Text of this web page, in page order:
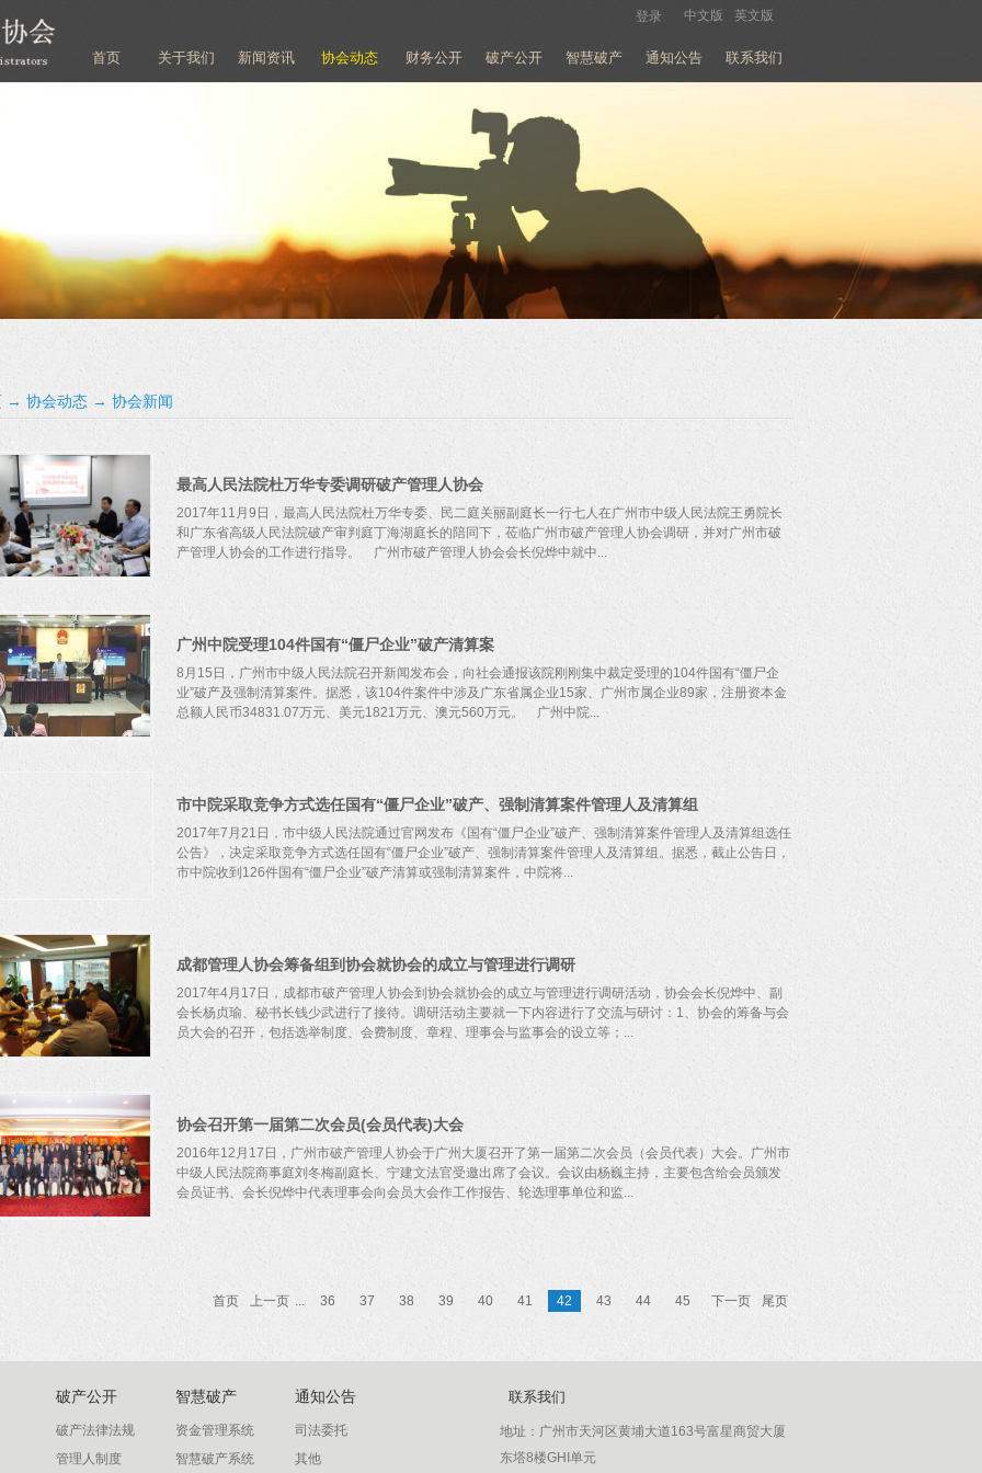
中文版 英文版
登录
首页 关于我们 新闻资讯 协会动态 财务公开 破产公开 智慧破产 通知公告 联系我们
→ 协会动态 → 协会新闻
最高人民法院杜万华专委调研破产管理人协会
2017年11月9日，最高人民法院杜万华专委、民二庭关丽副庭长一行七人在广州市中级人民法院王勇院长
和广东省高级人民法院破产审判庭丁海湖庭长的陪同下，莅临广州市破产管理人协会调研，并对广州市破
产管理人协会的工作进行指导。 广州市破产管理人协会会长倪烨中就中...
协会自成立以来的工作和取得的成效表示了肯定，并就破产与产权结构的深度调整在供给侧结构性改革和
构建新时代的经济体系中的重要地位，以及提高破产管理人工作质量对构建现代企业制度的重要推动作用
进行了深刻的阐释。 杜专委对破产管理人协会的发展寄予厚望，他认为破产管理人工作的好坏直接影响
破产工作的质量，而要提升破产管理人的工作质量，还需要协会作为统筹核心，促进会员整体工作水平的
广州中院受理104件国有“僵尸企业”破产清算案
8月15日，广州市中级人民法院召开新闻发布会，向社会通报该院刚刚集中裁定受理的104件国有“僵尸企
业”破产及强制清算案件。据悉，该104件案件中涉及广东省属企业15家、广州市属企业89家，注册资本金
总额人民币34831.07万元、美元1821万元、澳元560万元。 广州中院...
集中公告的方式统一推进该项工作，开启了司法处置“僵尸企业”的快速通道，为供给侧结构性改革提供有力
的司法保障。 广州中院介绍，当前广东省、广州市正在深入推进供给侧结构性改革、推进创新驱动发展
工作。据了解，目前广州市存有大量的国有“僵尸企业”，其中既包含广东省属企业，也包含广州市属企业。
这些企业大部分长期占用大量土地、资金、原材料、劳动力等社会资源，债权债务关系多年处于僵持、待
段依法处置“僵尸企业”，帮助陷入困境的企业优化配置资源、走出经营困境，帮助缺乏生机的企业有序退出
市场、释放闲置的人力物力，是服务和保障供给侧结构性改革，助力广州地区经济健康发展的有力举措。...
市中院采取竞争方式选任国有“僵尸企业”破产、强制清算案件管理人及清算组
2017年7月21日，市中级人民法院通过官网发布《国有“僵尸企业”破产、强制清算案件管理人及清算组选任
公告》，决定采取竞争方式选任国有“僵尸企业”破产、强制清算案件管理人及清算组。据悉，截止公告日，
市中院收到126件国有“僵尸企业”破产清算或强制清算案件，中院将...
成都管理人协会筹备组到协会就协会的成立与管理进行调研
2017年4月17日，成都市破产管理人协会到协会就协会的成立与管理进行调研活动，协会会长倪烨中、副
会长杨贞瑜、秘书长钱少武进行了接待。调研活动主要就一下内容进行了交流与研讨：1、协会的筹备与会
员大会的召开，包括选举制度、会费制度、章程、理事会与监事会的设立等；...
起到约束作用等。
协会召开第一届第二次会员(会员代表)大会
2016年12月17日，广州市破产管理人协会于广州大厦召开了第一届第二次会员（会员代表）大会。广州市
中级人民法院商事庭刘冬梅副庭长、宁建文法官受邀出席了会议。会议由杨巍主持，主要包含给会员颁发
会员证书、会长倪烨中代表理事会向会员大会作工作报告、轮选理事单位和监...
首页 上一页 ... 36 37 38 39 40 41 42 43 44 45 下一页 尾页
破产公开
破产法律法规
管理人制度
智慧破产
资金管理系统
智慧破产系统
通知公告
司法委托
其他
联系我们
地址： 广州市天河区黄埔大道163号富星商贸大厦
东塔8楼GHI单元